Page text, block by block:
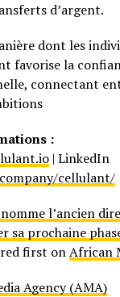
d’argent.
dont les
favorise la
connectant
:
| LinkedIn
cellulant/
l’ancien
sa prochaine
first onAfrican
Agency (AMA)